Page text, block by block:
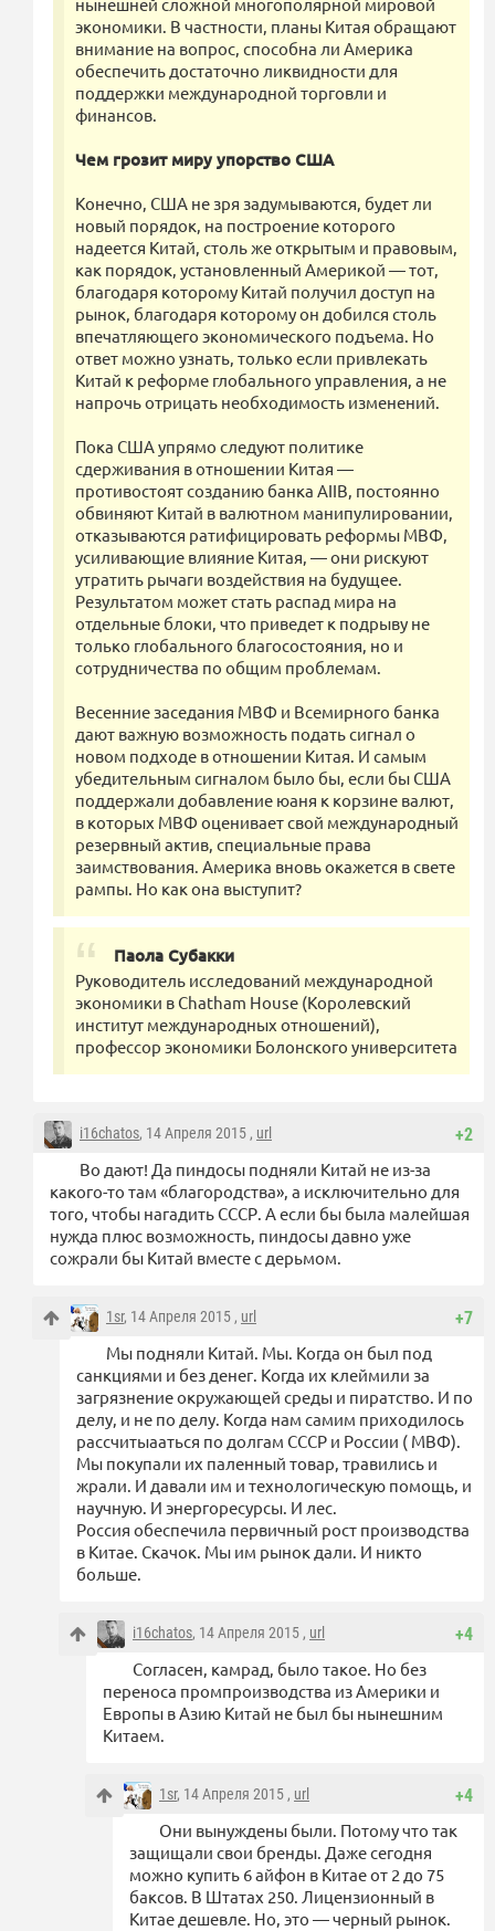
экономики. В частности, планы Китая обращают
внимание на вопрос, способна ли Америка
обеспечить достаточно ликвидности для
поддержки международной торговли и
финансов.
Чем грозит миру упорство США
Конечно, США не зря задумываются, будет ли
новый порядок, на построение которого
надеется Китай, столь же открытым и правовым,
как порядок, установленный Америкой — тот,
благодаря которому Китай получил доступ на
рынок, благодаря которому он добился столь
впечатляющего экономического подъема. Но
ответ можно узнать, только если привлекать
Китай к реформе глобального управления, а не
напрочь отрицать необходимость изменений.
Пока США упрямо следуют политике
сдерживания в отношении Китая —
противостоят созданию банка AIIB, постоянно
обвиняют Китай в валютном манипулировании,
отказываются ратифицировать реформы МВФ,
усиливающие влияние Китая, — они рискуют
утратить рычаги воздействия на будущее.
Результатом может стать распад мира на
отдельные блоки, что приведет к подрыву не
только глобального благосостояния, но и
сотрудничества по общим проблемам.
Весенние заседания МВФ и Всемирного банка
дают важную возможность подать сигнал о
новом подходе в отношении Китая. И самым
убедительным сигналом было бы, если бы США
поддержали добавление юаня к корзине валют,
в которых МВФ оценивает свой международный
резервный актив, специальные права
заимствования. Америка вновь окажется в свете
рампы. Но как она выступит?
Паола Субакки
Руководитель исследований международной
экономики в Chatham House (Королевский
институт международных отношений),
профессор экономики Болонского университета
+2
i16chatos, 14 Апреля 2015 , url
Во дают! Да пиндосы подняли Китай не из-за
какого-то там «благородства», а исключительно для
того, чтобы нагадить СССР. А если бы была малейшая
нужда плюс возможность, пиндосы давно уже
сожрали бы Китай вместе с дерьмом.
+7
1sr, 14 Апреля 2015 , url
Мы подняли Китай. Мы. Когда он был под
санкциями и без денег. Когда их клеймили за
загрязнение окружающей среды и пиратство. И по
делу, и не по делу. Когда нам самим приходилось
рассчитыааться по долгам СССР и России ( МВФ).
Мы покупали их паленный товар, травились и
жрали. И давали им и технологическую помощь, и
научную. И энергоресурсы. И лес.
Россия обеспечила первичный рост производства
в Китае. Скачок. Мы им рынок дали. И никто
больше.
+4
i16chatos, 14 Апреля 2015 , url
Согласен, камрад, было такое. Но без
переноса промпроизводства из Америки и
Европы в Азию Китай не был бы нынешним
Китаем.
+4
1sr, 14 Апреля 2015 , url
Они вынуждены были. Потому что так
защищали свои бренды. Даже сегодня
можно купить 6 айфон в Китае от 2 до 75
баксов. В Штатах 250. Лицензионный в
Китае дешевле. Но, это — черный рынок.